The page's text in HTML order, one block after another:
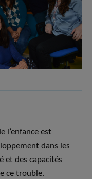
l’enfance est
dans les
et des capacités
ce trouble.